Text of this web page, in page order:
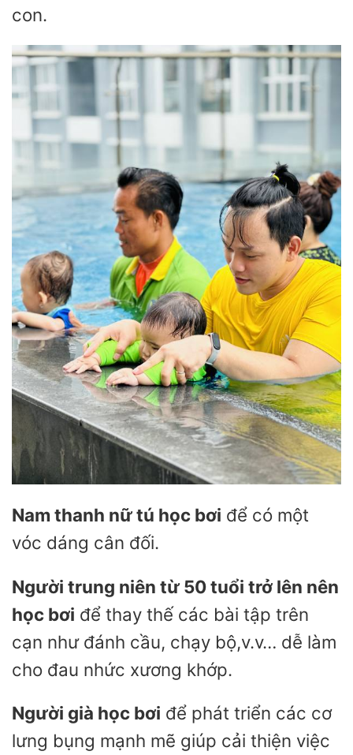
con.
Nam thanh nữ tú học bơi để có một
vóc dáng cân đối.
Người trung niên từ 50 tuổi trở lên nên
học bơi để thay thế các bài tập trên
cạn như đánh cầu, chạy bộ,v.v… dễ làm
cho đau nhức xương khớp.
Người già học bơi để phát triển các cơ
lưng bụng mạnh mẽ giúp cải thiện việc